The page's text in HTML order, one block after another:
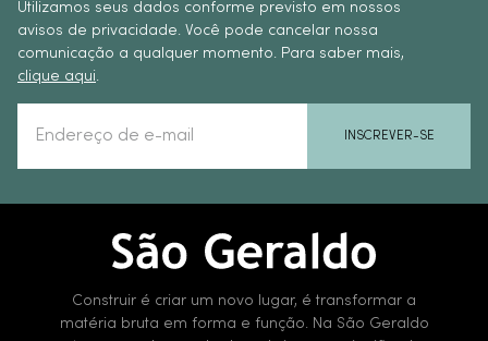
Utilizamos seus dados conforme previsto em nossos
avisos de privacidade. Você pode cancelar nossa
comunicação a qualquer momento. Para saber mais,
clique aqui.
INSCREVER-SE
Construir é criar um novo lugar, é transformar a
matéria bruta em forma e função. Na São Geraldo